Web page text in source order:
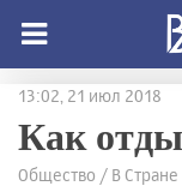
13:02, 21 июл 2018
Как
Общество / В Стране